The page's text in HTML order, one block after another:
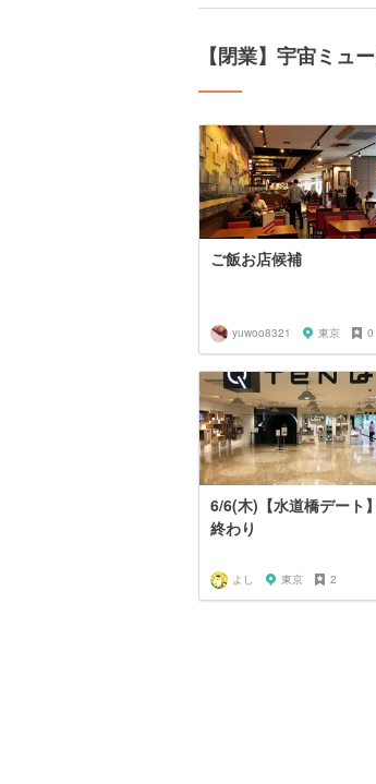
【閉業】宇宙ミュ
ご飯お店候補
yuwoo8321 東京 0
6/6(木)【水道橋デート
終わり
よし 東京 2